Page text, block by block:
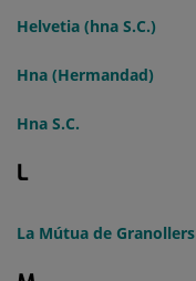
Helvetia (hna S.C.)
Hna (Hermandad)
Hna S.C.
L
La Mútua de Granollers